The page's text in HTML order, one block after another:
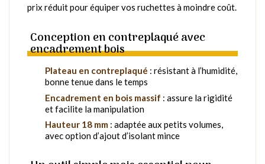
prix réduit pour équiper vos ruchettes à moindre coût.
Conception en contreplaqué avec
encadrement bois
Plateau en contreplaqué : résistant à l’humidité,
bonne tenue dans le temps
Encadrement en bois massif : assure la rigidité
et facilite la manipulation
Hauteur 18 mm : adaptée aux petits volumes,
avec option d’ajout d’isolant mince